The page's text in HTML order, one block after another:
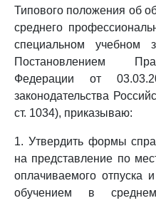
Типового положения об
среднего
специальном учебном
Постановлением
Федерации от
законодательства
ст. 1034), приказываю:
1. Утвердить формы
на представление по
оплачиваемого отпуска
обучением в